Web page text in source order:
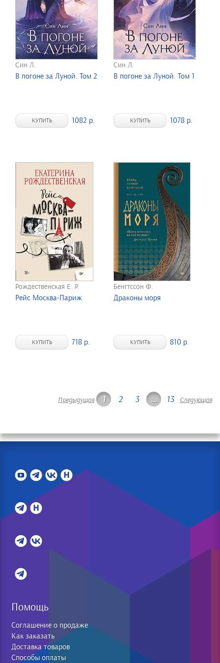
Син Л.
В погоне за Луной. Том 2
КУПИТЬ 1082 р.
Син Л.
В погоне за Луной. Том 1
КУПИТЬ 1078 р.
Рождественская Е. Р.
Рейс Москва-Париж
КУПИТЬ 718 р.
Бенгтссон Ф.
Драконы моря
КУПИТЬ 810 р.
Предыдущая 1 2 3 … 13 Следующая
Помощь
Соглашение о продаже
Как заказать
Доставка товаров
Способы оплаты